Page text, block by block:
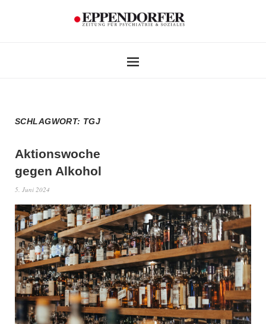
SCHLAGWORT: TGJ
Aktionswoche
gegen Alkohol
5. Juni 2024